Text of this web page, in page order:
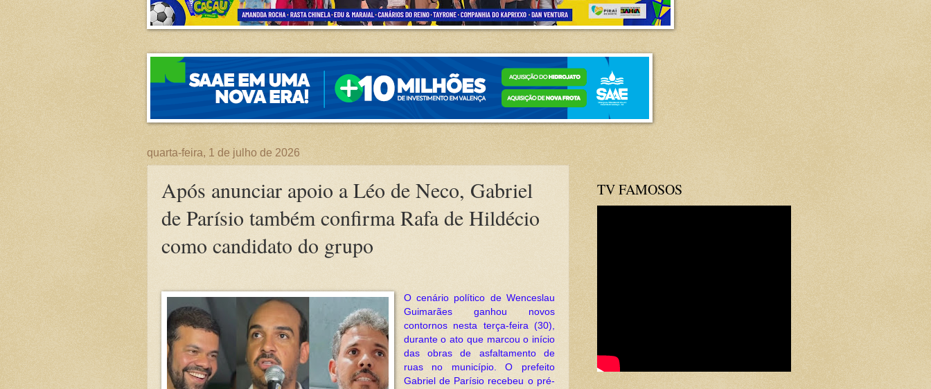
quarta-feira, 1 de julho de 2026
Após anunciar apoio a Léo de Neco, Gabriel
de Parísio também confirma Rafa de Hildécio
como candidato do grupo
O cenário político de Wenceslau
Guimarães ganhou novos
contornos nesta terça-feira (30),
durante o ato que marcou o início
das obras de asfaltamento de
ruas no município. O prefeito
Gabriel de Parísio recebeu o pré-
TV FAMOSOS